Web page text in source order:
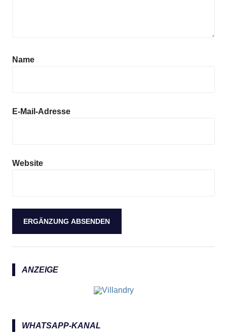
Name
E-Mail-Adresse
Website
ANZEIGE
WHATSAPP-KANAL